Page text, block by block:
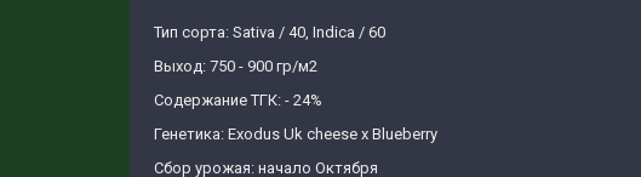
Тип сорта: Sativa / 40, Indica / 60
Выход: 750 - 900 гр/м2
Содержание ТГК: - 24%
Генетика: Exodus Uk cheese x Вlueberry
Сбор урожая: начало Октября